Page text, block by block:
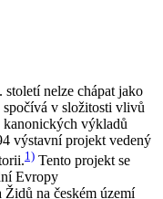
nelze chápat jako
v složitosti vlivů
výkladů
výstavní projekt vedený
1) Tento projekt se
Evropy
na českém území